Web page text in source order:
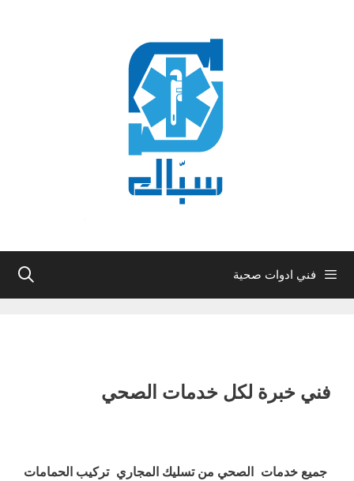
فني ادوات صحية
فني خبرة لكل خدمات الصحي
جميع خدمات الصحي من تسليك المجاري تركيب الحمامات